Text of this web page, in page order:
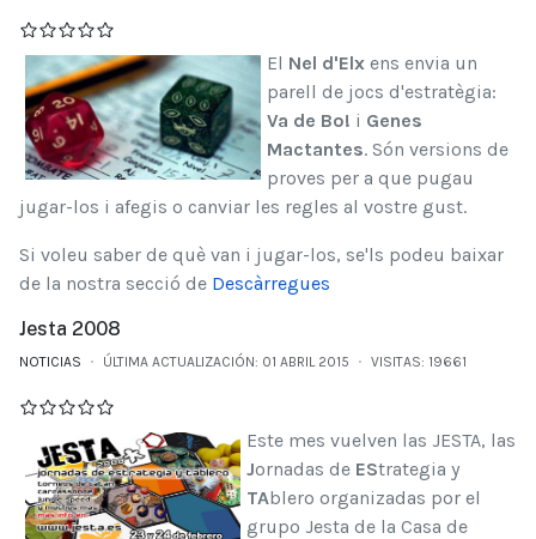
El Nel d'Elx ens envia un
parell de jocs d'estratègia:
Va de Bo! i Genes
Mactantes. Són versions de
proves per a que pugau
jugar-los i afegis o canviar les regles al vostre gust.
Si voleu saber de què van i jugar-los, se'ls podeu baixar
de la nostra secció de Descàrregues
Jesta 2008
NOTICIAS ÚLTIMA ACTUALIZACIÓN: 01 ABRIL 2015 VISITAS: 19661
Este mes vuelven las JESTA, las
Jornadas de EStrategia y
TAblero organizadas por el
grupo Jesta de la Casa de